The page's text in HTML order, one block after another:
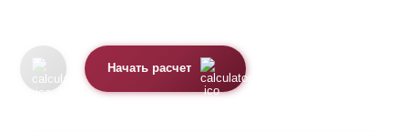
Начать расчет